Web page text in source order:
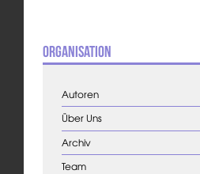
Organisation
Autoren
Über Uns
Archiv
Team